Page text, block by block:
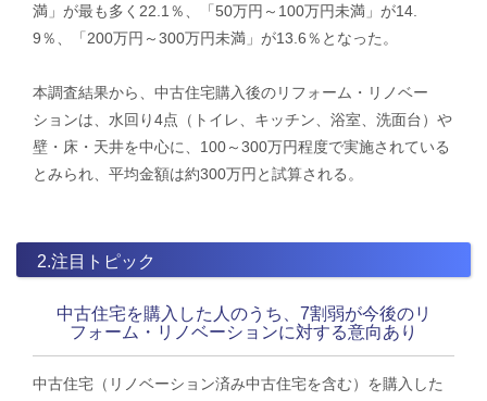
満」が最も多く22.1％、「50万円～100万円未満」が14.
9％、「200万円～300万円未満」が13.6％となった。
本調査結果から、中古住宅購入後のリフォーム・リノベー
ションは、水回り4点（トイレ、キッチン、浴室、洗面台）や
壁・床・天井を中心に、100～300万円程度で実施されている
とみられ、平均金額は約300万円と試算される。
2.注目トピック
中古住宅を購入した人のうち、7割弱が今後のリ
フォーム・リノベーションに対する意向あり
中古住宅（リノベーション済み中古住宅を含む）を購入した